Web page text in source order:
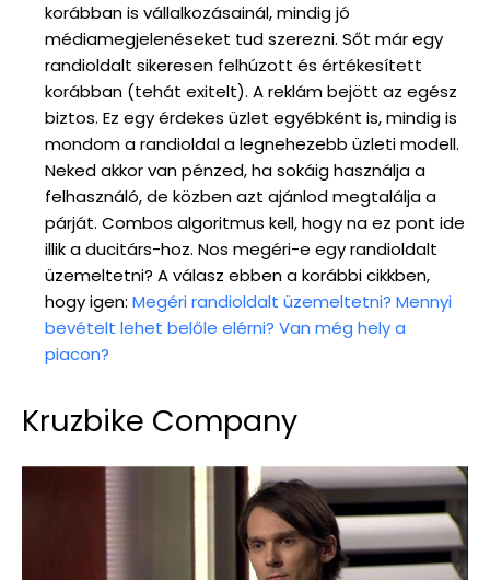
korábban is vállalkozásainál, mindig jó
médiamegjelenéseket tud szerezni. Sőt már egy
randioldalt sikeresen felhúzott és értékesített
korábban (tehát exitelt). A reklám bejött az egész
biztos. Ez egy érdekes üzlet egyébként is, mindig is
mondom a randioldal a legnehezebb üzleti modell.
Neked akkor van pénzed, ha sokáig használja a
felhasználó, de közben azt ajánlod megtalálja a
párját. Combos algoritmus kell, hogy na ez pont ide
illik a ducitárs-hoz. Nos megéri-e egy randioldalt
üzemeltetni? A válasz ebben a korábbi cikkben,
hogy igen: Megéri randioldalt üzemeltetni? Mennyi
bevételt lehet belőle elérni? Van még hely a
piacon?
Kruzbike Company